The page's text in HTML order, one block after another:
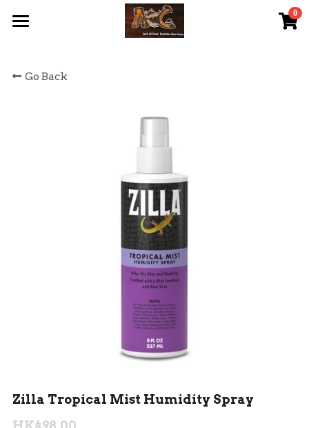
0
關於我們 About Us
網上商店 Shop Now
飼養陸龜小貼士 Tips
Facebook 專頁Facebook Page
Tough Cubic 爬蟲箱預訂
繁體中文
Go Back
Zilla Tropical Mist Humidity Spray
×
STORE CATEGORIES
All Categories